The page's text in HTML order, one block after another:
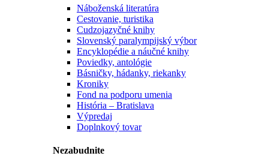
Náboženská literatúra
Cestovanie, turistika
Cudzojazyčné knihy
Slovenský paralympijský výbor
Encyklopédie a náučné knihy
Poviedky, antológie
Básničky, hádanky, riekanky
Kroniky
Fond na podporu umenia
História – Bratislava
Výpredaj
Doplnkový tovar
Nezabudnite